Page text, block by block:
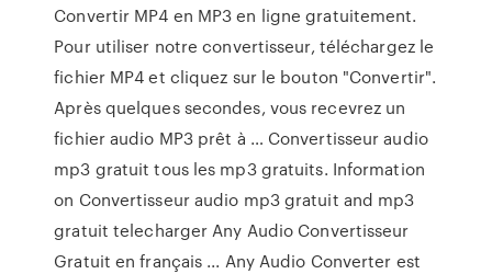
Convertir MP4 en MP3 en ligne gratuitement.
Pour utiliser notre convertisseur, téléchargez le
fichier MP4 et cliquez sur le bouton "Convertir".
Après quelques secondes, vous recevrez un
fichier audio MP3 prêt à … Convertisseur audio
mp3 gratuit tous les mp3 gratuits. Information
on Convertisseur audio mp3 gratuit and mp3
gratuit telecharger Any Audio Convertisseur
Gratuit en français ... Any Audio Converter est